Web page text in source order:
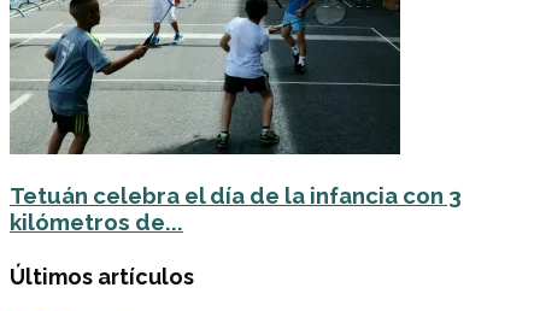
Tetuán celebra el día de la infancia con 3
kilómetros de...
Últimos artículos